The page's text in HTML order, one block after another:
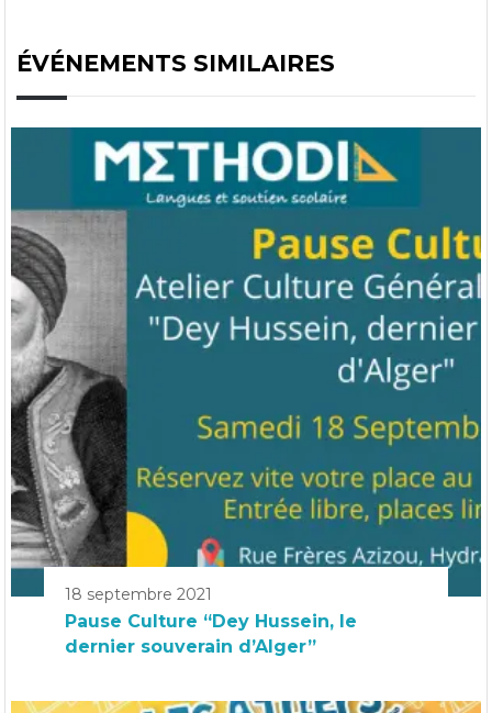
ÉVÉNEMENTS SIMILAIRES
18 septembre 2021
Pause Culture “Dey Hussein, le
dernier souverain d’Alger”